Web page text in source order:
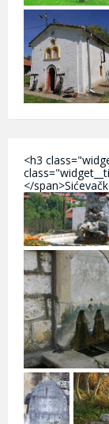
<h3
</